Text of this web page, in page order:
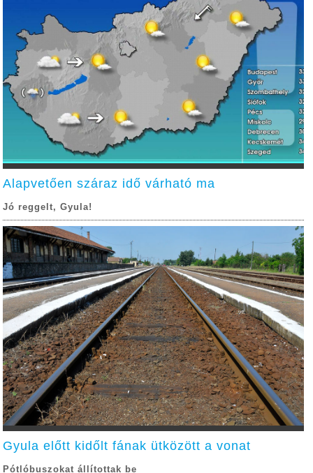
Alapvetően száraz idő várható ma
Jó reggelt, Gyula!
Gyula előtt kidőlt fának ütközött a vonat
Pótlóbuszokat állítottak be